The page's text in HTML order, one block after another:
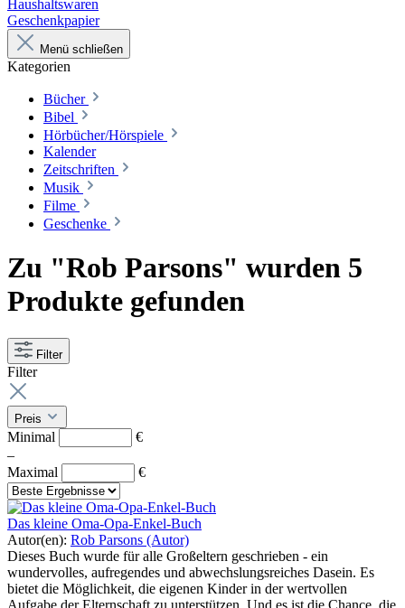
Haushaltswaren
Geschenkpapier
Menü schließen
Kategorien
Bücher
Bibel
Hörbücher/Hörspiele
Kalender
Zeitschriften
Musik
Filme
Geschenke
Zu "Rob Parsons" wurden 5
Produkte gefunden
Filter
Filter
Preis
Minimal
€
–
Maximal
€
Das kleine Oma-Opa-Enkel-Buch
Autor(en): Rob Parsons (Autor)
Dieses Buch wurde für alle Großeltern geschrieben - ein
wundervolles, aufregendes und abwechslungsreiches Dasein. Es
bietet die Möglichkeit, die eigenen Kinder in der wertvollen
Aufgabe der Elternschaft zu unterstützen. Und es ist die Chance, die